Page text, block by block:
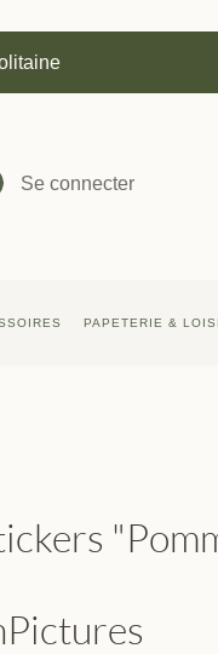
Se connecter
PAPETERIE &